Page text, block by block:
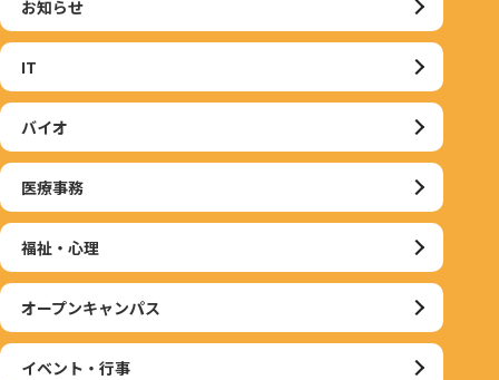
お知らせ
IT
バイオ
医療事務
福祉・心理
オープンキャンパス
イベント・行事